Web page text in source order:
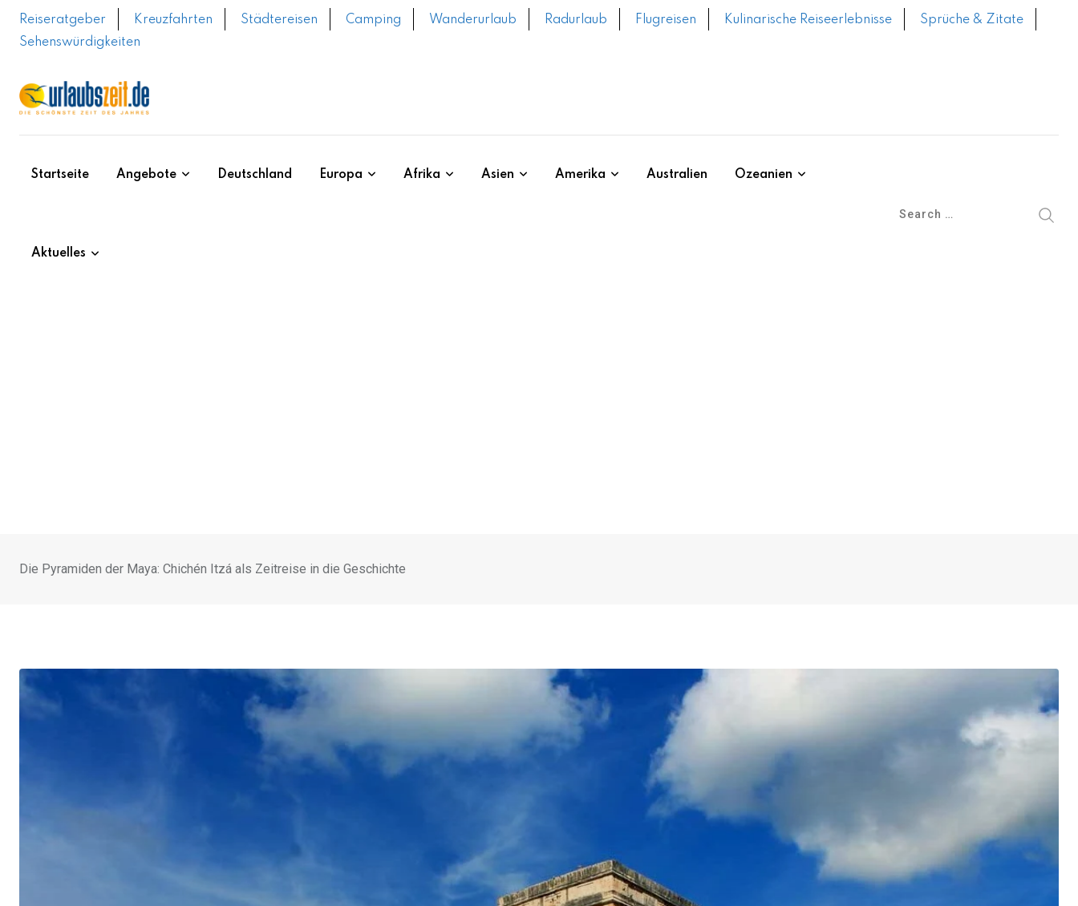
Skip
Reiseratgeber Kreuzfahrten Städtereisen Camping Wanderurlaub Radurlaub Flugreisen Kulinarische Reiseerlebnisse
Sprüche & Zitate
Sehenswürdigkeiten
Startseite Angebote Deutschland Europa Afrika Asien Amerika Australien Ozeanien
Aktuelles
Die Pyramiden der Maya: Chichén Itzá als Zeitreise in die Geschichte